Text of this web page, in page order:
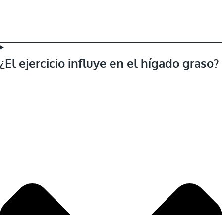
¿El ejercicio influye en el hígado graso?